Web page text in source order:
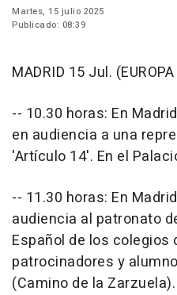
Martes, 15 julio 2025
Publicado: 08:39
MADRID 15 Jul.
-- 10.30 horas: En
en audiencia a una
'Artículo 14'. En el
-- 11.30 horas: En
audiencia al patronato
Español de los colegios
patrocinadores y
(Camino de la Zarzuela).